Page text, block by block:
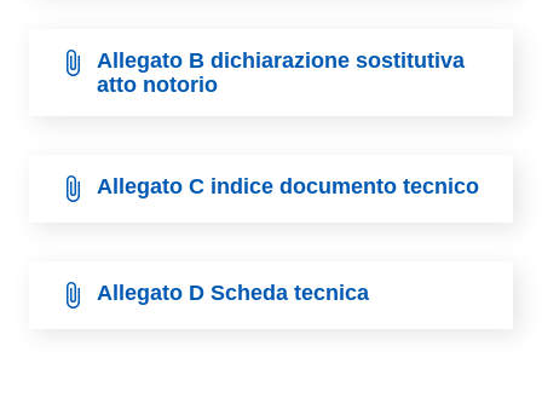
Allegato B dichiarazione sostitutiva
atto notorio
Allegato C indice documento tecnico
Allegato D Scheda tecnica